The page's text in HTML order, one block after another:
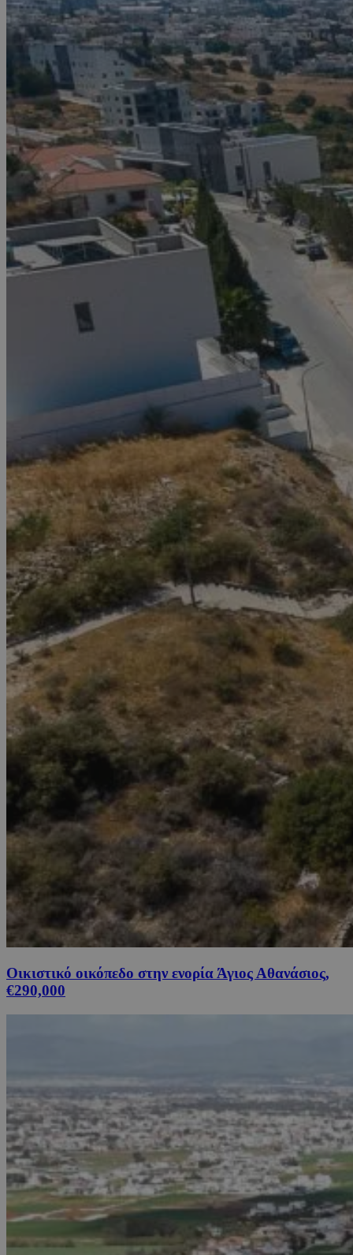
Οικιστικό οικόπεδο στην ενορία Άγιος Αθανάσιος,
€290,000